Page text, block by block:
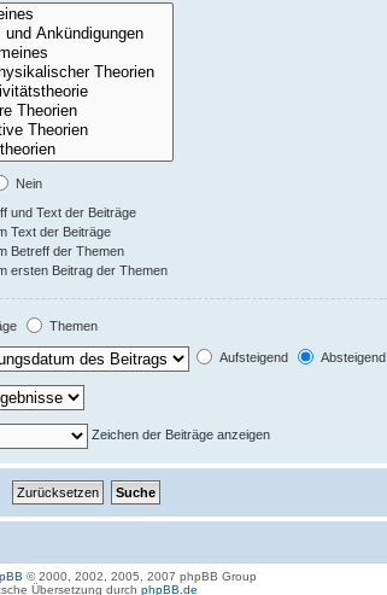
Nein
und Text der Beiträge
Text der Beiträge
Betreff der Themen
ersten Beitrag der Themen
Themen
Aufsteigend Absteigend
Zeichen der Beiträge anzeigen
© 2000, 2002, 2005, 2007 phpBB Group
Übersetzung durch phpBB.de